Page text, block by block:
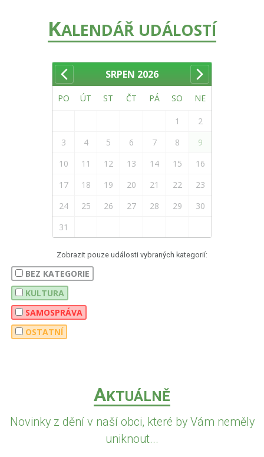
KALENDÁŘ UDÁLOSTÍ
SRPEN 2026
PO ÚT ST ČT PÁ SO NE
1
2
3
4 5 6 7 8
9
10
11 12 13 14 15
16
17
18 19 20 21 22
23
24
25 26 27 28 29
30
31
Zobrazit pouze události vybraných kategorií:
BEZ KATEGORIE
KULTURA
SAMOSPRÁVA
OSTATNÍ
AKTUÁLNĚ
Novinky z dění v naší obci, které by Vám neměly
uniknout...